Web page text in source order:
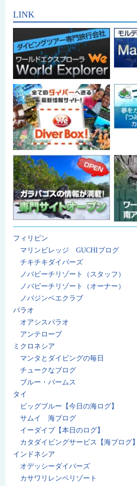
LINK
フィリピン
マリンビレッジ GUCHIブログ
チキチキダイバーズ
ノバビーチリゾート（スタッフ）
ノバビーチリゾート（オーナー）
ノバジンベエクラブ
パラオ
オアシスパラオ
アンテロープ
ミクロネシア
マンタとダイビングの毎日
チュークなブログ
ブルー・パームス
タイ
ビッグブルー【今日の海ログ】
サムイ 海ブログ
イーダイブ【本日のログ】
カタダイビングサービス【海ブログ】
インドネシア
オデッシーダイバーズ
カサワリレンベリゾート